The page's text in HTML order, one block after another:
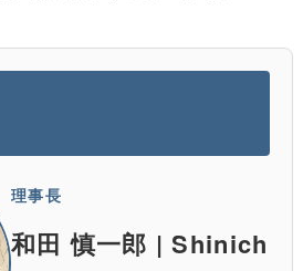
理事長
和田 慎一郎 | Shinich